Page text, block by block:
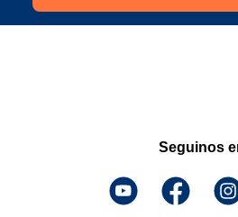
Seguinos